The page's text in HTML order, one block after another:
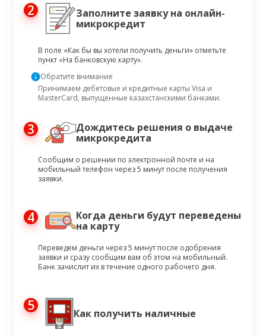
2
Заполните заявку на онлайн-
микрокредит
В поле «Как бы вы хотели получить деньги» отметьте
пункт «На банковскую карту».
Обратите внимание
Принимаем дебетовые и кредитные карты Visa и
MasterCard, выпущенные казахстанскими банками.
3
Дождитесь решения о выдаче
микрокредита
Сообщим о решении по электронной почте и на
мобильный телефон через 5 минут после получения
заявки.
4
Когда деньги будут переведены
на карту
Переведем деньги через 5 минут после одобрения
заявки и сразу сообщим вам об этом на мобильный.
Банк зачислит их в течение одного рабочего дня.
5 Как получить наличные